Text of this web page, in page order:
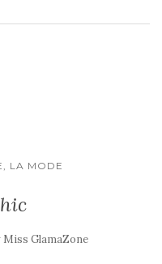
LA MODE
Miss GlamaZone